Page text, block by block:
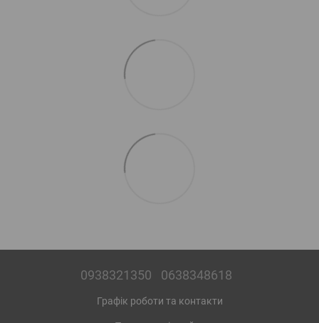
0938321350 0638348618
Графік роботи та контакти